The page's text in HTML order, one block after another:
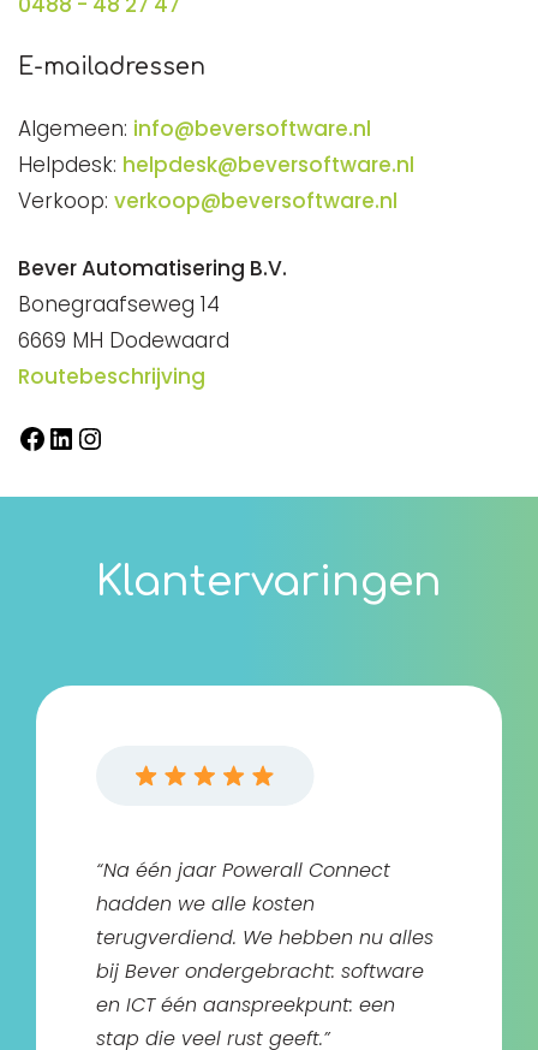
E-mailadressen
Algemeen: info@beversoftware.nl
Helpdesk: helpdesk@beversoftware.nl
Verkoop: verkoop@beversoftware.nl
Bever Automatisering B.V.
Bonegraafseweg 14
6669 MH Dodewaard
Routebeschrijving
Facebook
LinkedIn
Instagram
Klantervaringen
“Na één jaar Powerall Connect
hadden we alle kosten
terugverdiend. We hebben nu alles
bij Bever ondergebracht: software
en ICT één aanspreekpunt: een
stap die veel rust geeft.”